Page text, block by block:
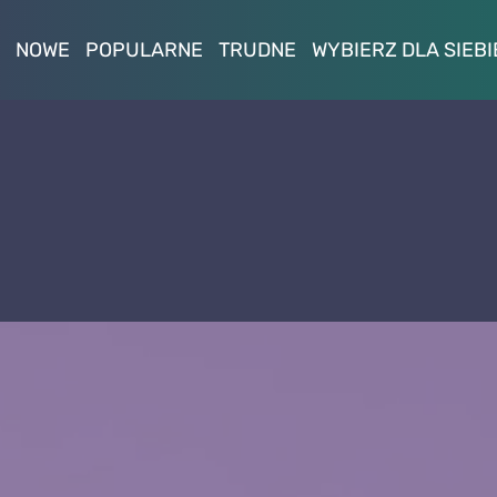
NOWE POPULARNE TRUDNE WYBIERZ DLA